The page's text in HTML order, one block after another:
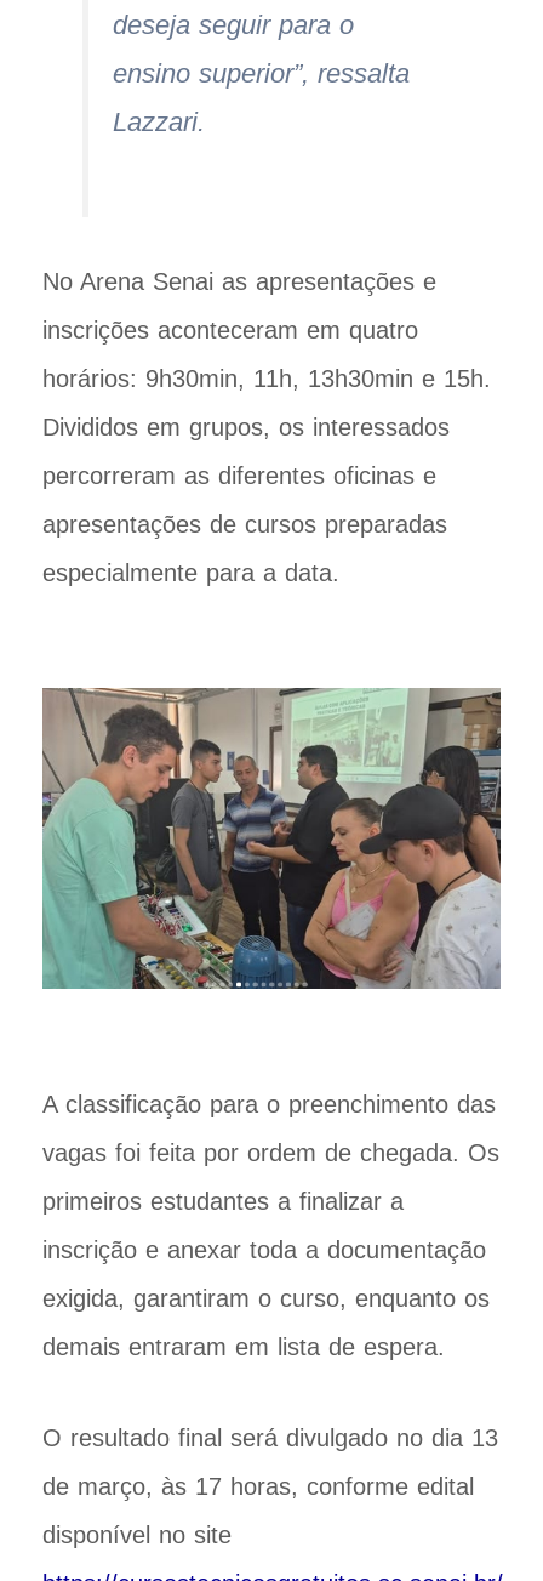
deseja seguir para o
ensino superior”, ressalta
Lazzari.
No Arena Senai as apresentações e
inscrições aconteceram em quatro
horários: 9h30min, 11h, 13h30min e 15h.
Divididos em grupos, os interessados
percorreram as diferentes oficinas e
apresentações de cursos preparadas
especialmente para a data.
A classificação para o preenchimento das
vagas foi feita por ordem de chegada. Os
primeiros estudantes a finalizar a
inscrição e anexar toda a documentação
exigida, garantiram o curso, enquanto os
demais entraram em lista de espera.
O resultado final será divulgado no dia 13
de março, às 17 horas, conforme edital
disponível no site